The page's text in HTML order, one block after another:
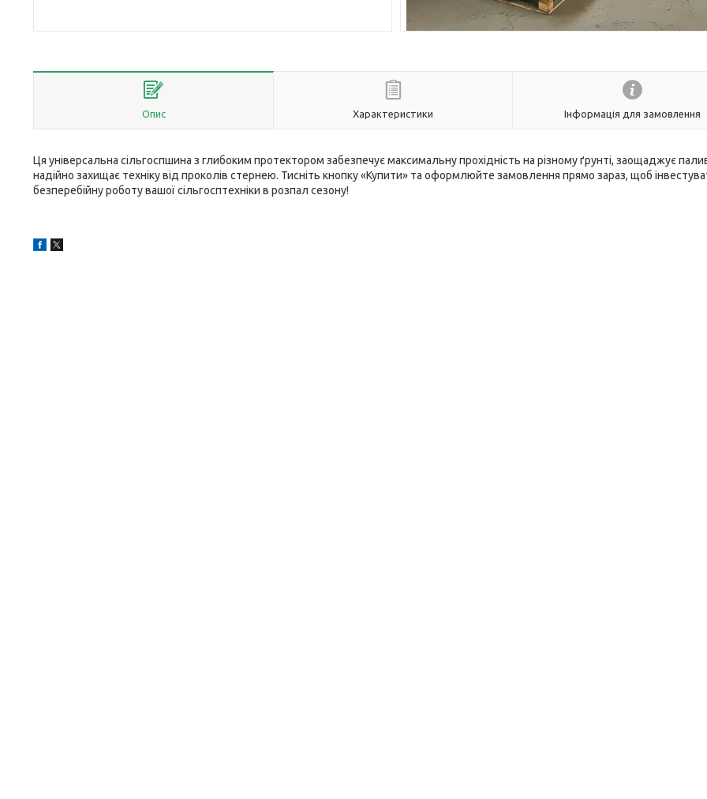
Опис Характеристики Інформація для замовлення
Ця універсальна сільгоспшина з глибоким протектором забезпечує максимальну прохідність на різному ґрунті, заощаджує
надійно захищає техніку від проколів стернею. Тисніть кнопку «Купити» та оформлюйте замовлення прямо зараз, щоб
безперебійну роботу вашої сільгосптехніки в розпал сезону!